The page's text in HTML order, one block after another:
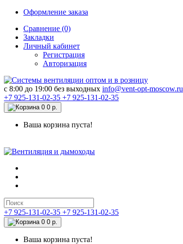
Оформление заказа
Сравнение (0)
Закладки
Личный кабинет
Регистрация
Авторизация
c 8:00 до 19:00 без выходных info@vent-opt-moscow.ru
+7 925-131-02-35 +7 925-131-02-35
0 0 р.
Ваша корзина пуста!
+7 925-131-02-35 +7 925-131-02-35
0 0 р.
Ваша корзина пуста!